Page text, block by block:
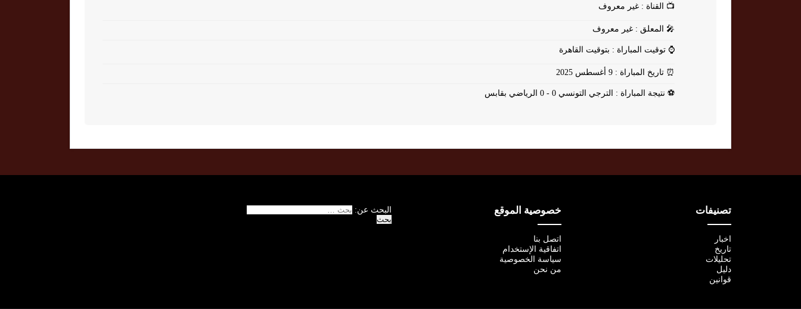
📺 القناة : غير معروف
🎤 المعلق : غير معروف
⌚ توقيت المباراة : بتوقيت القاهرة
⏰ تاريخ المباراة : 9 أغسطس 2025
⚽ نتيجة المباراة : الترجي التونسي 0 - 0 الرياضي بقابس
تصنيفات
اخبار
تاريخ
تحليلات
دليل
قوانين
خصوصية الموقع
اتصل بنا
اتفاقية الإستخدام
سياسة الخصوصية
من نحن
البحث عن: